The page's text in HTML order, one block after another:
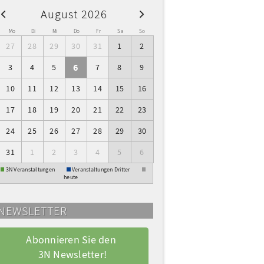
August 2026
Mo Di Mi Do Fr Sa So
27 28 29 30 31 1 2
3 4 5 6 7 8 9
10 11 12 13 14 15 16
17 18 19 20 21 22 23
24 25 26 27 28 29 30
31 1 2 3 4 5 6
3N Veranstaltungen
Veranstaltungen Dritter
heute
Abonnieren Sie den
3N Newsletter!